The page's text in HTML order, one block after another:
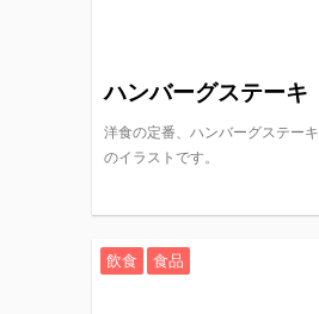
ハンバーグステーキ
洋食の定番、ハンバーグステーキ
のイラストです。
飲食 食品